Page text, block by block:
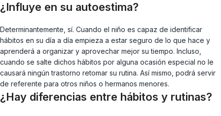
¿Influye en su autoestima?
Determinantemente, sí. Cuando el niño es capaz de identificar
hábitos en su día a día empieza a estar seguro de lo que hace y
aprenderá a organizar y aprovechar mejor su tiempo. Incluso,
cuando se salte dichos hábitos por alguna ocasión especial no le
causará ningún trastorno retomar su rutina. Así mismo, podrá servir
de referente para otros niños o hermanos menores.
¿Hay diferencias entre hábitos y rutinas?